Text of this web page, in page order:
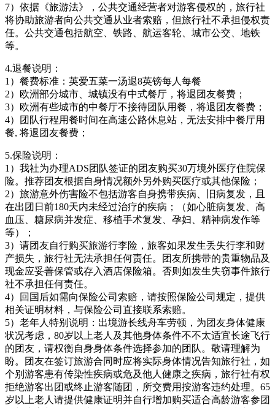
7）依据《旅游法》，公共交通经营者对游客侵权的，旅行社
将协助旅游者向公共交通从业者索赔，但旅行社不承担侵权责
任。公共交通包括航空、铁路、航运客轮、城市公交、地铁
等。
4.退餐说明：
1）餐费标准：英爱五菜一汤退8英镑每人每餐
2）欧洲部分城市、城镇没有中式餐厅，将退团友餐费；
3）欧洲有些城市的中餐厅不接待团队用餐，将退团友餐费；
4）团队行程用餐时间在高速公路休息站，无法安排中餐厅用
餐, 将退团友餐费；
5.保险说明：
1）我社为办理ADS团队签证的团友购买30万境外医疗住院保
险。推荐团友根据自身情况额外另外购买医疗或其他保险；
2）旅游意外伤害险不包括游客自身携带疾病、旧病复发，且
在出团日前180天内未经过治疗的疾病；（如心脏病复发、高
血压、糖尿病并发症、移植手术复发、孕妇、精神病发作等
等）；
3）请团友自行购买旅游行李险，旅客如果发生丢失行李和财
产损失，旅行社无法承担任何责任。团友所携带的贵重物品及
现金应妥善保管或存入酒店保险箱。否则如发生失窃事件旅行
社不承担任何责任。
4）回国后如需向保险公司索赔，请按照保险公司规定，提供
相关证明材料，与保险公司直接联系索赔。
5）老年人特别说明：出境游长线舟车劳顿，为团友身体健康
状况考虑，80岁以上老人及其他身体条件不不太适宜长途飞行
的团友，请权衡自身身体条件选择参加的团队。敬请理解为
盼。团友在签订旅游合同时应将实际身体情况告知旅行社，如
个别游客患有传染性疾病或危及他人健康之疾病，旅行社有权
拒绝游客出团或终止游客随团，所交费用按游客违约处理。65
岁以上老人请提供健康证明并自行增加购买适合高龄游客参团